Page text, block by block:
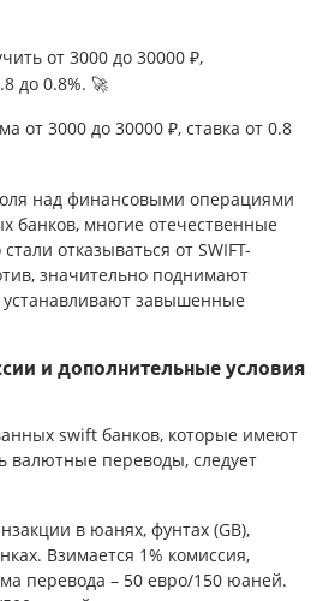
от 3000 до 30000 ₽,
до 0.8%. 🚀
от 3000 до 30000 ₽, ставка от 0.8
над финансовыми операциями
банков, многие отечественные
отказываться от SWIFT-
значительно поднимают
завышенные
и дополнительные условия
swift банков, которые имеют
валютные переводы, следует
в юанях, фунтах (GB),
Взимается 1% комиссия,
перевода – 50 евро/150 юаней.